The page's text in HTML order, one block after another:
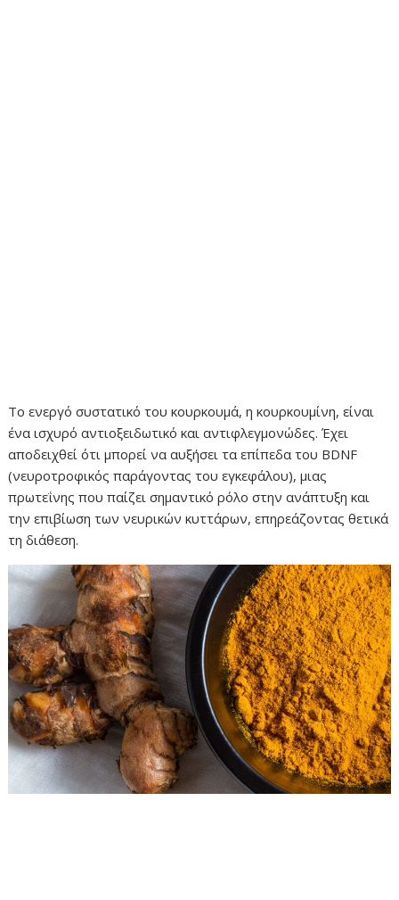
Το ενεργό συστατικό του κουρκουμά, η κουρκουμίνη, είναι
ένα ισχυρό αντιοξειδωτικό και αντιφλεγμονώδες. Έχει
αποδειχθεί ότι μπορεί να αυξήσει τα επίπεδα του BDNF
(νευροτροφικός παράγοντας του εγκεφάλου), μιας
πρωτεΐνης που παίζει σημαντικό ρόλο στην ανάπτυξη και
την επιβίωση των νευρικών κυττάρων, επηρεάζοντας θετικά
τη διάθεση.